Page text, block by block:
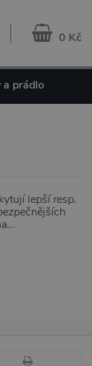
0 Kč
a prádlo
lepší resp.